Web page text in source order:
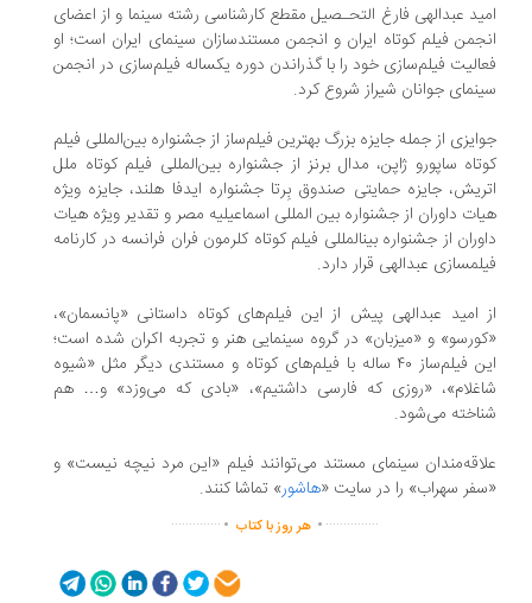
امید عبدالهی فارغ التحـصیل مقطع کارشناسی رشته سینما و از اعضای
انجمن فیلم کوتاه ایران و انجمن مستندسازان سینمای ایران است؛ او
فعالیت فیلم‌سازی خود را با گذراندن دوره یکساله فیلم‌سازی در انجمن
سینمای جوانان شیراز شروع کرد.
جوایزی از جمله جایزه بزرگ بهترین فیلم‌ساز از جشنواره بین‌المللی فیلم
کوتاه ساپورو ژاپن، مدال برنز از جشنواره بین‌المللی فیلم کوتاه ملل
اتریش، جایزه حمایتی صندوق بِرتا جشنواره ایدفا هلند، جایزه ویژه
هیات داوران از جشنواره بین المللی اسماعیلیه مصر و تقدیر ویژه هیات
داوران از جشنواره بین‎المللی فیلم کوتاه کلرمون فران فرانسه در کارنامه
فیلمسازی عبدالهی قرار دارد.
از امید عبدالهی پیش از این فیلم‌های کوتاه داستانی «پانسمان»،
«کورسو» و «میزبان» در گروه سینمایی هنر و تجربه اکران شده است؛
این فیلم‌ساز ۴۰ ساله با فیلم‌های کوتاه و مستندی دیگر مثل «شیوه
شاغلام»، «روزی که فارسی داشتیم»، «بادی که می‌وزد» و… هم
شناخته می‌شود.
علاقه‌مندان سینمای مستند می‌توانند فیلم «این مرد نیچه نیست» و
«سفر سهراب» را در سایت «هاشور» تماشا کنند.
...............
.هر روز با کتاب .
..............